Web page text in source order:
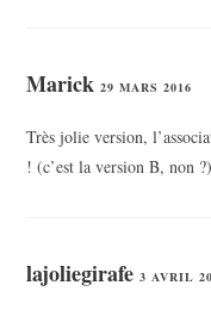
Marick 29 MARS 2016
Très jolie version,
! (c’est la version B, non ?)
lajoliegirafe 3 AVRIL